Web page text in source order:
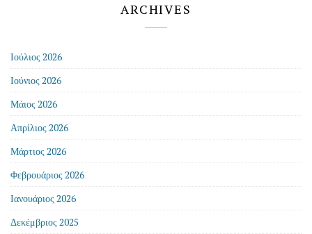
ARCHIVES
Ιούλιος 2026
Ιούνιος 2026
Μάιος 2026
Απρίλιος 2026
Μάρτιος 2026
Φεβρουάριος 2026
Ιανουάριος 2026
Δεκέμβριος 2025